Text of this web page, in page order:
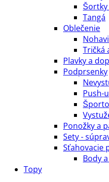
Tangá
Oblečenie
Tričká
Plavky a
Podprsenky
Push-
Ponožky a
Sety -
Sťahovacie
Body
Topy